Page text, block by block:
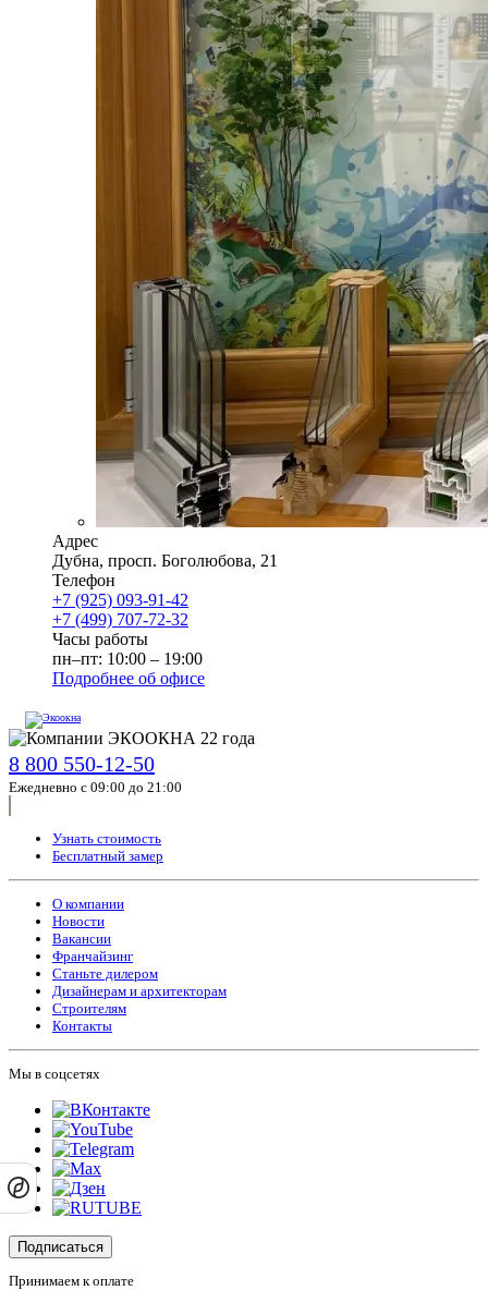
Адрес
Дубна, просп. Боголюбова, 21
Телефон
+7 (925) 093-91-42
+7 (499) 707-72-32
Часы работы
пн–пт: 10:00 – 19:00
Подробнее об офисе
8 800 550-12-50
Ежедневно с 09:00 до 21:00
Узнать стоимость
Бесплатный замер
О компании
Новости
Вакансии
Франчайзинг
Станьте дилером
Дизайнерам и архитекторам
Строителям
Контакты
Мы в соцсетях
Подписаться
Принимаем к оплате